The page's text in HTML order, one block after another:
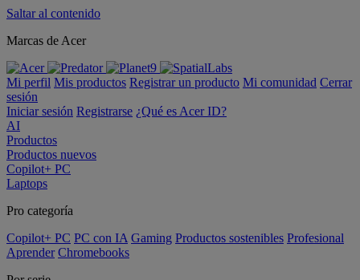
Saltar al contenido
Marcas de Acer
Mi perfil Mis productos Registrar un producto Mi comunidad Cerrar
sesión
Iniciar sesión Registrarse ¿Qué es Acer ID?
AI
Productos
Productos nuevos
Copilot+ PC
Laptops
Pro categoría
Copilot+ PC PC con IA Gaming Productos sostenibles Profesional
Aprender Chromebooks